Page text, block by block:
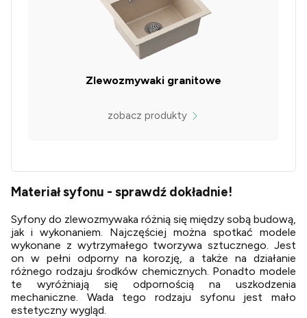
Zlewozmywaki granitowe
zobacz produkty
Materiał syfonu - sprawdź dokładnie!
Syfony do zlewozmywaka różnią się między sobą budową,
jak i wykonaniem. Najczęściej można spotkać modele
wykonane z wytrzymałego tworzywa sztucznego. Jest
on w pełni odporny na korozję, a także na działanie
różnego rodzaju środków chemicznych. Ponadto modele
te wyróżniają się odpornością na uszkodzenia
mechaniczne. Wada tego rodzaju syfonu jest mało
estetyczny wygląd.